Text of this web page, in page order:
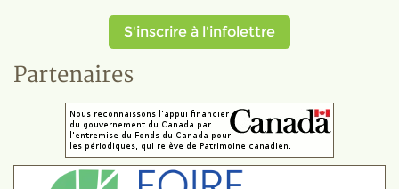
S'inscrire à l'infolettre
Partenaires